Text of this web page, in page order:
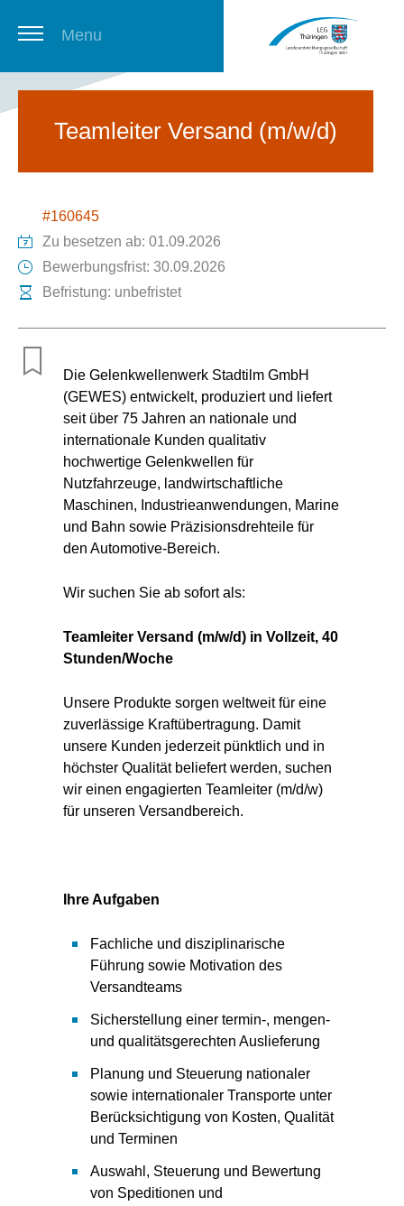
Menu
Newsletter
Teamleiter Versand (m/w/d)
#160645
Zu besetzen ab: 01.09.2026
Bewerbungsfrist: 30.09.2026
Befristung: unbefristet
Die Gelenkwellenwerk Stadtilm GmbH
(GEWES) entwickelt, produziert und liefert
seit über 75 Jahren an nationale und
internationale Kunden qualitativ
hochwertige Gelenkwellen für
Nutzfahrzeuge, landwirtschaftliche
Maschinen, Industrieanwendungen, Marine
und Bahn sowie Präzisionsdrehteile für
den Automotive-Bereich.
Wir suchen Sie ab sofort als:
Teamleiter Versand (m/w/d) in Vollzeit, 40
Stunden/Woche
Unsere Produkte sorgen weltweit für eine
zuverlässige Kraftübertragung. Damit
unsere Kunden jederzeit pünktlich und in
höchster Qualität beliefert werden, suchen
wir einen engagierten Teamleiter (m/d/w)
für unseren Versandbereich.
Ihre Aufgaben
Fachliche und disziplinarische
Führung sowie Motivation des
Versandteams
Sicherstellung einer termin-, mengen-
und qualitätsgerechten Auslieferung
Planung und Steuerung nationaler
sowie internationaler Transporte unter
Berücksichtigung von Kosten, Qualität
und Terminen
Auswahl, Steuerung und Bewertung
von Speditionen und